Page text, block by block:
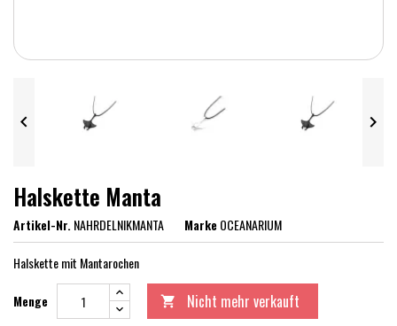
 
Halskette Manta
Artikel-Nr. NAHRDELNIKMANTA MarkeOCEANARIUM
Halskette mit Mantarochen
Menge  Nicht mehr verkauft